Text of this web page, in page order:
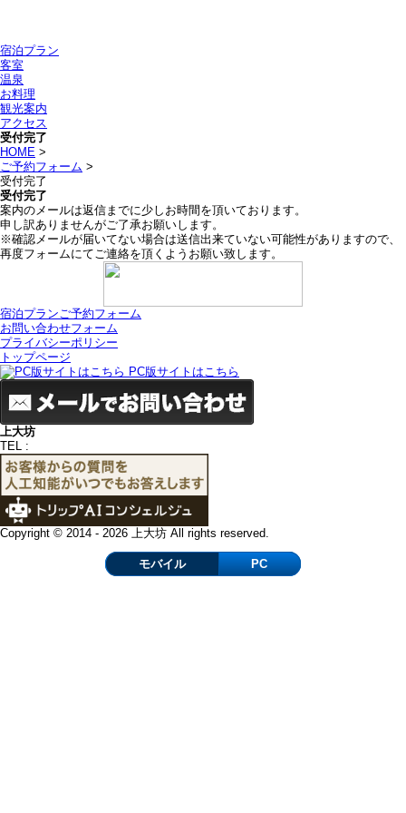
宿泊プラン
客室
温泉
お料理
観光案内
アクセス
受付完了
HOME >
ご予約フォーム >
受付完了
受付完了
案内のメールは返信までに少しお時間を頂いております。
申し訳ありませんがご了承お願いします。
※確認メールが届いてない場合は送信出来ていない可能性がありますので、
再度フォームにてご連絡を頂くようお願い致します。
宿泊プランご予約フォーム
お問い合わせフォーム
プライバシーポリシー
トップページ
PC版サイトはこちら
上大坊
TEL :
Copyright © 2014 - 2026 上大坊 All rights reserved.
モバイル PC